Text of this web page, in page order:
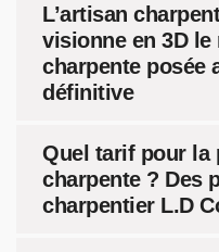
L’artisan
visionne en 3D le
charpente posée
définitive
Quel tarif pour la
charpente ? Des
charpentier L.D